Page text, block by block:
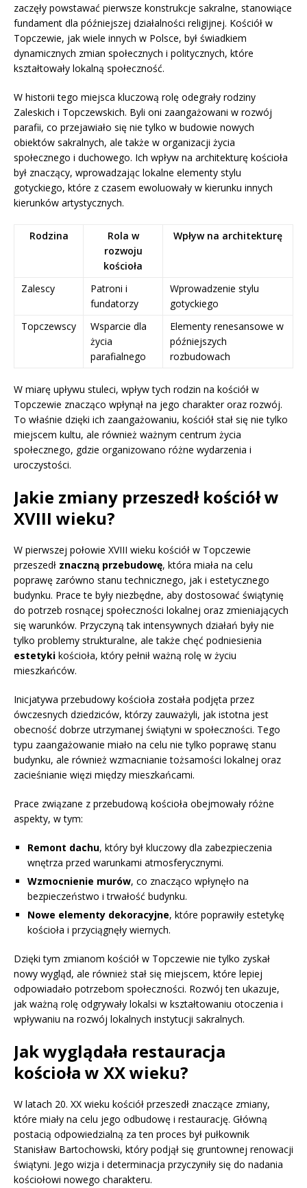
zaczęły powstawać pierwsze konstrukcje sakralne, stanowiące
fundament dla późniejszej działalności religijnej. Kościół w
Topczewie, jak wiele innych w Polsce, był świadkiem
dynamicznych zmian społecznych i politycznych, które
kształtowały lokalną społeczność.
W historii tego miejsca kluczową rolę odegrały rodziny
Zaleskich i Topczewskich. Byli oni zaangażowani w rozwój
parafii, co przejawiało się nie tylko w budowie nowych
obiektów sakralnych, ale także w organizacji życia
społecznego i duchowego. Ich wpływ na architekturę kościoła
był znaczący, wprowadzając lokalne elementy stylu
gotyckiego, które z czasem ewoluowały w kierunku innych
kierunków artystycznych.
Rodzina
Rola w
rozwoju
kościoła
Wpływ na architekturę
Zalescy
Patroni i
fundatorzy
Wprowadzenie stylu
gotyckiego
Topczewscy
Wsparcie dla
życia
parafialnego
Elementy renesansowe w
późniejszych
rozbudowach
W miarę upływu stuleci, wpływ tych rodzin na kościół w
Topczewie znacząco wpłynął na jego charakter oraz rozwój.
To właśnie dzięki ich zaangażowaniu, kościół stał się nie tylko
miejscem kultu, ale również ważnym centrum życia
społecznego, gdzie organizowano różne wydarzenia i
uroczystości.
Jakie zmiany przeszedł kościół w
XVIII wieku?
W pierwszej połowie XVIII wieku kościół w Topczewie
przeszedł znaczną przebudowę, która miała na celu
poprawę zarówno stanu technicznego, jak i estetycznego
budynku. Prace te były niezbędne, aby dostosować świątynię
do potrzeb rosnącej społeczności lokalnej oraz zmieniających
się warunków. Przyczyną tak intensywnych działań były nie
tylko problemy strukturalne, ale także chęć podniesienia
estetyki kościoła, który pełnił ważną rolę w życiu
mieszkańców.
Inicjatywa przebudowy kościoła została podjęta przez
ówczesnych dziedziców, którzy zauważyli, jak istotna jest
obecność dobrze utrzymanej świątyni w społeczności. Tego
typu zaangażowanie miało na celu nie tylko poprawę stanu
budynku, ale również wzmacnianie tożsamości lokalnej oraz
zacieśnianie więzi między mieszkańcami.
Prace związane z przebudową kościoła obejmowały różne
aspekty, w tym:
Remont dachu, który był kluczowy dla zabezpieczenia
wnętrza przed warunkami atmosferycznymi.
Wzmocnienie murów, co znacząco wpłynęło na
bezpieczeństwo i trwałość budynku.
Nowe elementy dekoracyjne, które poprawiły estetykę
kościoła i przyciągnęły wiernych.
Dzięki tym zmianom kościół w Topczewie nie tylko zyskał
nowy wygląd, ale również stał się miejscem, które lepiej
odpowiadało potrzebom społeczności. Rozwój ten ukazuje,
jak ważną rolę odgrywały lokalsi w kształtowaniu otoczenia i
wpływaniu na rozwój lokalnych instytucji sakralnych.
Jak wyglądała restauracja
kościoła w XX wieku?
W latach 20. XX wieku kościół przeszedł znaczące zmiany,
które miały na celu jego odbudowę i restaurację. Główną
postacią odpowiedzialną za ten proces był pułkownik
Stanisław Bartochowski, który podjął się gruntownej renowacji
świątyni. Jego wizja i determinacja przyczyniły się do nadania
kościołowi nowego charakteru.